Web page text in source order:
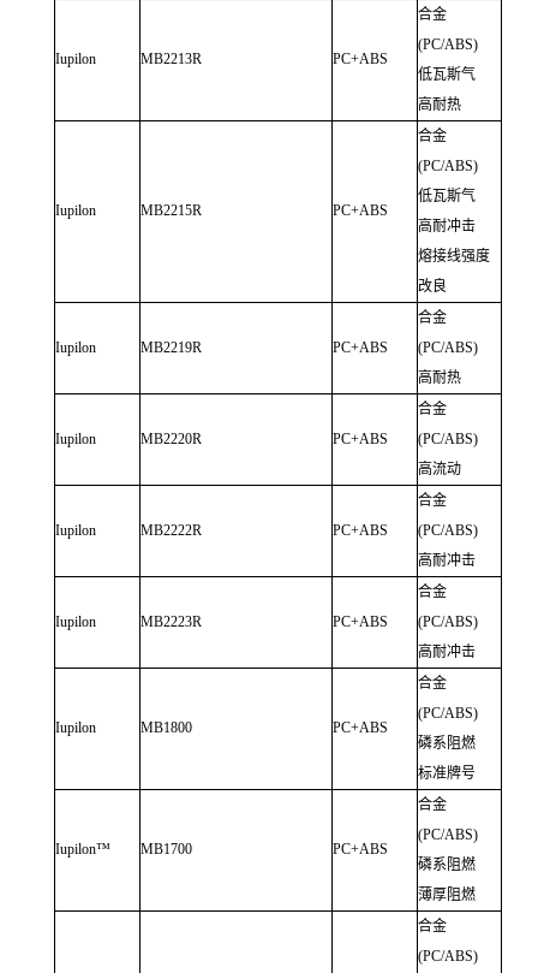
Iupilon MB2213R PC+ABS
合金
(PC/ABS)
低瓦斯气
高耐热
Iupilon MB2215R PC+ABS
合金
(PC/ABS)
低瓦斯气
高耐冲击
熔接线强度
改良
Iupilon MB2219R PC+ABS
合金
(PC/ABS)
高耐热
Iupilon MB2220R PC+ABS
合金
(PC/ABS)
高流动
Iupilon MB2222R PC+ABS
合金
(PC/ABS)
高耐冲击
Iupilon MB2223R PC+ABS
合金
(PC/ABS)
高耐冲击
Iupilon MB1800 PC+ABS
合金
(PC/ABS)
磷系阻燃
标准牌号
Iupilon™ MB1700 PC+ABS
合金
(PC/ABS)
磷系阻燃
薄厚阻燃
合金
(PC/ABS)